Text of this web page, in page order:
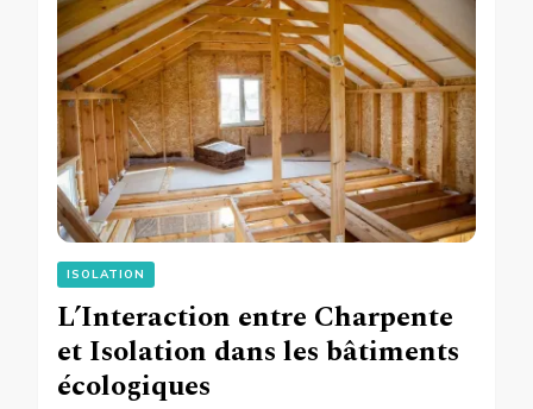
ISOLATION
L’Interaction entre Charpente
et Isolation dans les bâtiments
écologiques